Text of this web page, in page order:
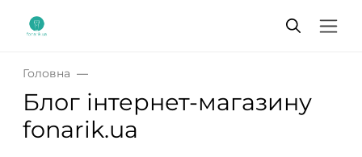
Головна
Блог інтернет-магазину
fonarik.ua